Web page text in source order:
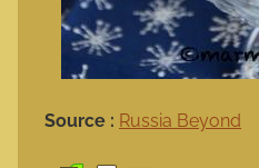
Source : Russia Beyond